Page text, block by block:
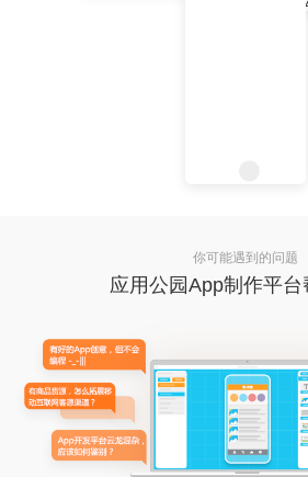
你可能遇到的问题
应用公园App制作平